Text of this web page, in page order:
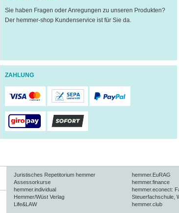
Sie haben Fragen oder Anregungen zu unseren Produkten?
Der hemmer-shop Kundenservice ist für Sie da.
ZAHLUNG
Juristisches Repetitorium hemmer
Assessorkurse
hemmer.individual
Hemmer/Wüst Verlag
Life&LAW
hemmer.EuRAG
hemmer.finance
hemmer.econect:
Steuerfachschule,
hemmer.club